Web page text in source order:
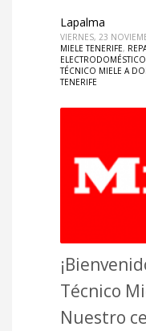
Lapalma
VIERNES, 23
MIELE TENERIFE,
TÉCNICO MIELE A
TENERIFE
Técnico
Nuestro